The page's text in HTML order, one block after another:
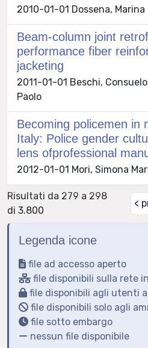
2010-01-01 Dossena, Marina
Beam-column joint
performance fiber
jacketing
2011-01-01 Beschi,
Paolo
Becoming policemen in
Italy: Police gender
lens ofprofessional
2012-01-01 Mori, Simona
Risultati da 279 a 298
di 3.800
<
Legenda icone
file ad accesso aperto
file disponibili sulla rete
file disponibili agli utenti
file disponibili solo agli
file sotto embargo
nessun file disponibile